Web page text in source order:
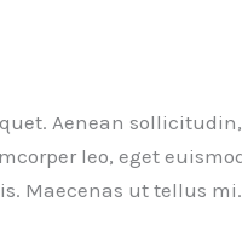
Aenean
leo, eget
Maecenas ut tellus